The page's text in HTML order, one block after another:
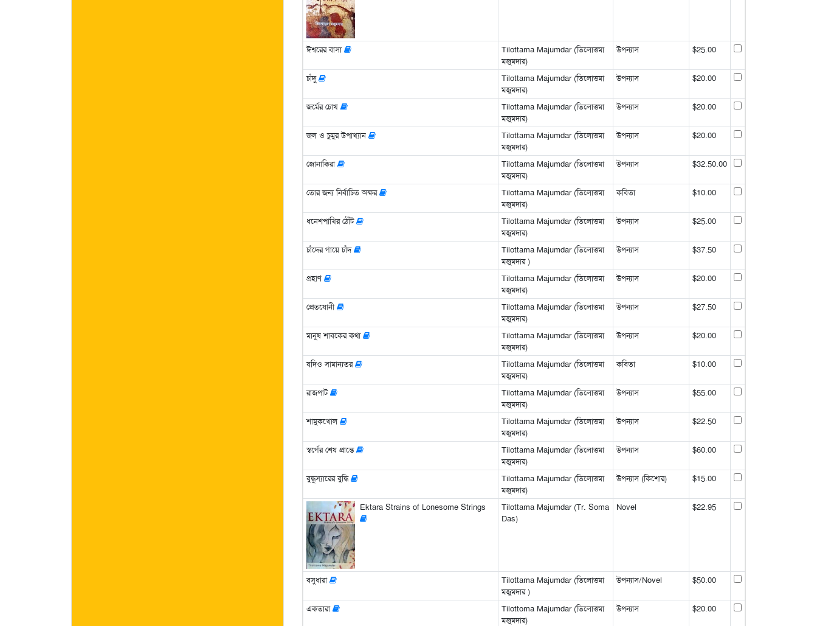
ঈশ্বরের বাসা
Tilottama Majumdar (তিলোত্তমা
মজুমদার)
উপন্যাস $25.00
চাঁদু
Tilottama Majumdar (তিলোত্তমা
মজুমদার)
উপন্যাস $20.00
জর্মের চোখ
Tilottama Majumdar (তিলোত্তমা
মজুমদার)
উপন্যাস $20.00
জল ও চুমুর উপাখ্যান
Tilottama Majumdar (তিলোত্তমা
মজুমদার)
উপন্যাস $20.00
জোনাকিরা
Tilottama Majumdar (তিলোত্তমা
মজুমদার)
উপন্যাস $32.50.00
তোর জন্য নির্বাচিত অক্ষর
Tilottama Majumdar (তিলোত্তমা
মজুমদার)
কবিতা $10.00
ধনেশপাখির ঠোঁট
Tilottama Majumdar (তিলোত্তমা
মজুমদার)
উপন্যাস $25.00
চাঁদের গায়ে চাঁদ
Tilottama Majumdar (তিলোত্তমা
মজুমদার )
উপন্যাস $37.50
প্রহাণ
Tilottama Majumdar (তিলোত্তমা
মজুমদার)
উপন্যাস $20.00
প্রেতযোনী
Tilottama Majumdar (তিলোত্তমা
মজুমদার)
উপন্যাস $27.50
মানুষ শাবকের কথা
Tilottama Majumdar (তিলোত্তমা
মজুমদার)
উপন্যাস $20.00
যদিও সামান্যতর
Tilottama Majumdar (তিলোত্তমা
মজুমদার)
কবিতা $10.00
রাজপাট
Tilottama Majumdar (তিলোত্তমা
মজুমদার)
উপন্যাস $55.00
শামুকখোল
Tilottama Majumdar (তিলোত্তমা
মজুমদার)
উপন্যাস $22.50
স্বর্গের শেষ প্রান্তে
Tilottama Majumdar (তিলোত্তমা
মজুমদার)
উপন্যাস $60.00
বুদ্ধুস্যারের বুদ্ধি
Tilottama Majumdar (তিলোত্তমা
মজুমদার)
উপন্যাস (কিশোর) $15.00
Ektara Strains of Lonesome Strings
Tilottama Majumdar (Tr. Soma
Das)
Novel $22.95
বসুধারা
Tilottama Majumdar (তিলোত্তমা
মজুমদার )
উপন্যাস/Novel $50.00
একতারা
Tilottoma Majumdar (তিলোত্তমা
মজুমদার)
উপন্যাস $20.00